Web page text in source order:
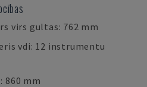
virs gultas: 762 mm
vdi: 12 instrumentu
860 mm